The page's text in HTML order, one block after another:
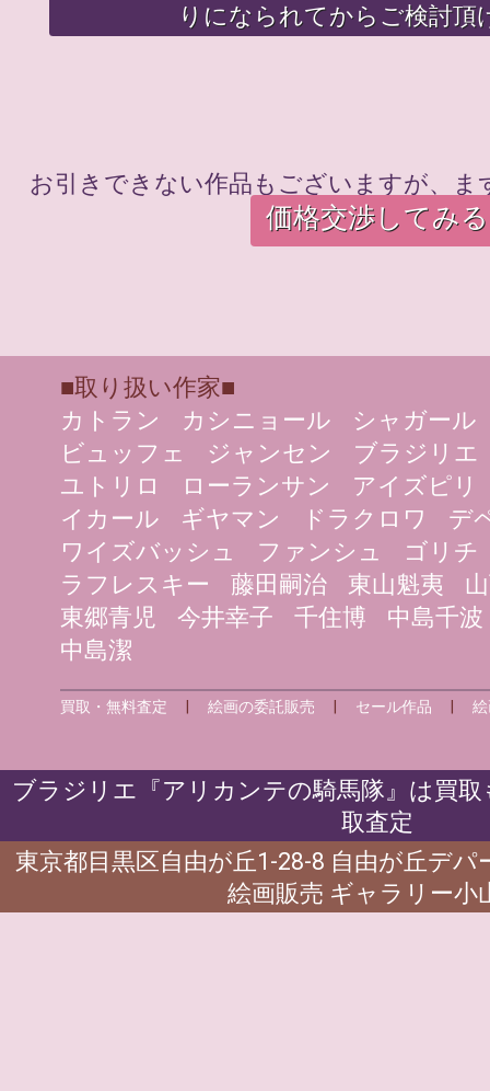
りになられてからご検討頂
お引きできない作品もございますが、
価格交渉してみる
■取り扱い作家■
カトラン
カシニョール
シャガール
ビュッフェ
ジャンセン
ブラジリエ
ユトリロ
ローランサン
アイズピリ
イカール
ギヤマン ドラクロワ
デ
ワイズバッシュ
ファンシュ
ゴリチ
ラフレスキー
藤田嗣治 東山魁夷
東郷青児
今井幸子 千住博
中島千波
中島潔
買取・無料査定 |絵画の委託販売 セール作品 |
ブラジリエ『アリカンテの騎馬隊』は買
取査定
東京都目黒区自由が丘1-28-8 自由が丘デ
絵画販売 ギャラリー小